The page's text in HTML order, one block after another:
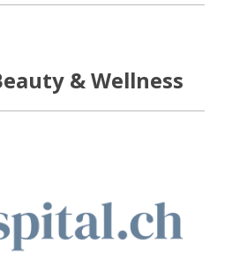
& Wellness